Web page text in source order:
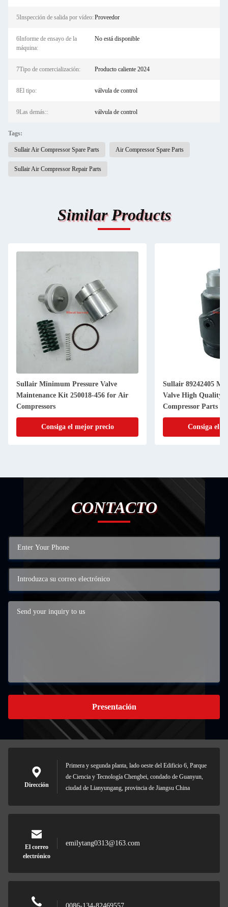
5Inspección de salida por vídeo:Proveedor
6Informe de ensayo de la
máquina:
No está disponible
7Tipo de comercialización: Producto caliente 2024
8El tipo: válvula de control
9Las demás:: válvula de control
Tags:
Sullair Air Compressor Spare Parts Air Compressor Spare Parts
Sullair Air Compressor Repair Parts
Similar Products
Sullair Minimum Pressure Valve
Maintenance Kit 250018-456 for Air
Compressors
Consiga el mejor precio
Sullair 89242405 Minimum Pressure
Valve High Quality
Compressor Parts
Consiga el
CONTACTO
Presentación
Dirección
Primera y segunda planta, lado oeste del Edificio 6, Parque
de Ciencia y Tecnología Chengbei, condado de Guanyun,
ciudad de Lianyungang, provincia de Jiangsu China
El correo
electrónico
emilytang0313@163.com